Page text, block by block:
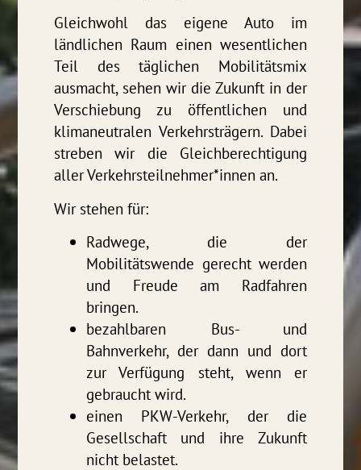
Gleichwohl das eigene Auto im
ländlichen Raum einen wesentlichen
Teil des täglichen Mobilitätsmix
ausmacht, sehen wir die Zukunft in der
Verschiebung zu öffentlichen und
klimaneutralen Verkehrsträgern. Dabei
streben wir die Gleichberechtigung
aller Verkehrsteilnehmer*innen an.
Wir stehen für:
Radwege, die der
Mobilitätswende gerecht werden
und Freude am Radfahren
bringen.
bezahlbaren Bus- und
Bahnverkehr, der dann und dort
zur Verfügung steht, wenn er
gebraucht wird.
einen PKW-Verkehr, der die
Gesellschaft und ihre Zukunft
nicht belastet.